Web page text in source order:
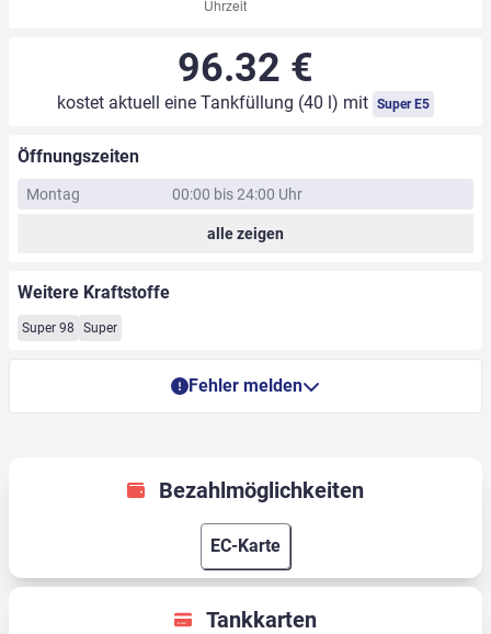
96.32 €
kostet aktuell eine Tankfüllung (40 l) mit Super E5
Öffnungszeiten
Montag 00:00 bis 24:00 Uhr
alle zeigen
Weitere Kraftstoffe
Super 98 Super
Fehler melden
Bezahlmöglichkeiten
EC-Karte
Tankkarten